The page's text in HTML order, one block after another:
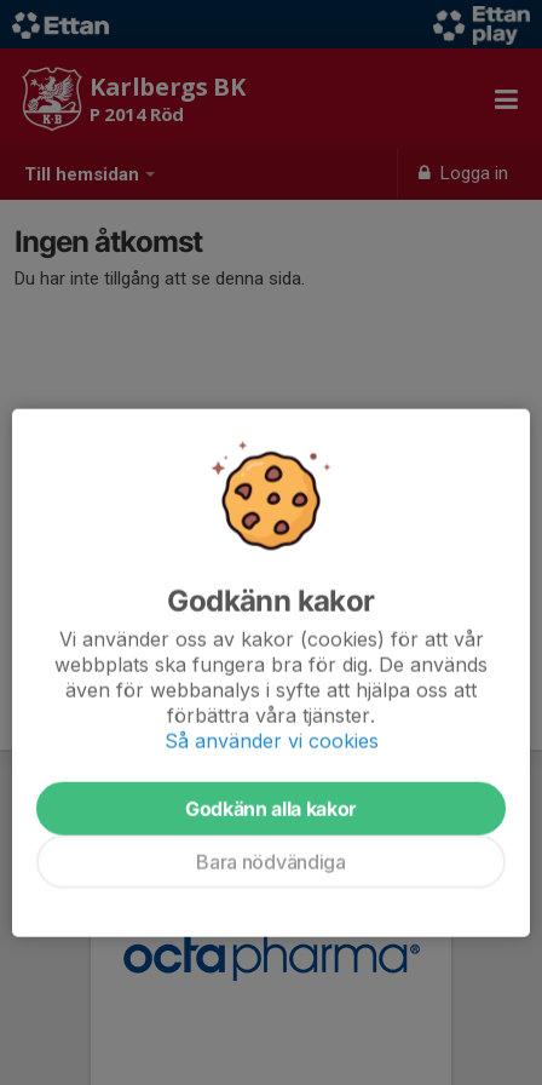
Till hemsidan Logga in
Karlbergs BK
P 2014 Röd
Ingen åtkomst
Du har inte tillgång att se denna sida.
Godkänn kakor
Vi använder oss av kakor (cookies) för att vår
webbplats ska fungera bra för dig. De används
även för webbanalys i syfte att hjälpa oss att
förbättra våra tjänster.
Så använder vi cookies
Godkänn alla kakor
Bara nödvändiga